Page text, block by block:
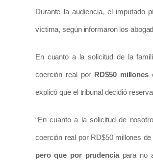
Durante la audiencia, el imputado
víctima, según informaron los
En cuanto a la solicitud de la
coerción real por RD$50 millones
explicó que el tribunal decidió
“En cuanto a la solicitud de
coerción real por RD$50 millones
pero que por prudencia para no